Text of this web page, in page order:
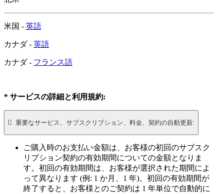
米国 - 英語
カナダ - 英語
カナダ - フランス語
* サービスの詳細と利用規約:
 重要なサービス、サブスクリプション、料金、契約の自動更新:
ご購入時のお支払い金額は、お客様の初回のサブスク
リプション契約の有効期間についての金額となりま
す。初回の有効期間は、お客様が選択された期間によ
って異なります (例: 1 か月、1 年)。初回の有効期間が
終了すると、お客様とのご契約は 1 年単位で自動的に